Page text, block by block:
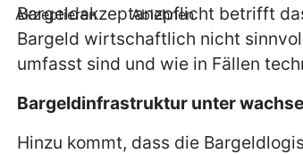
Bargeldakzeptanzpflicht betrifft
Bargeld wirtschaftlich nicht
umfasst sind und wie in Fällen
Bargeldinfrastruktur unter
Hinzu kommt, dass die
Akzeptieren Ablehnen